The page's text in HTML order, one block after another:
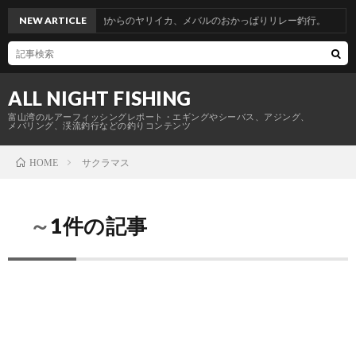
ALL NIGHT FISHING
富山湾のルアーフィッシングレポート・エギングやシーバス、アジング、
メバリング、渓流釣行などの釣りコンテンツ
NEW ARTICLE
帰省釣行。青物からのヤリイカ、メバルのおかっぱりリレー釣行。
HOME サクラマス
～1件の記事